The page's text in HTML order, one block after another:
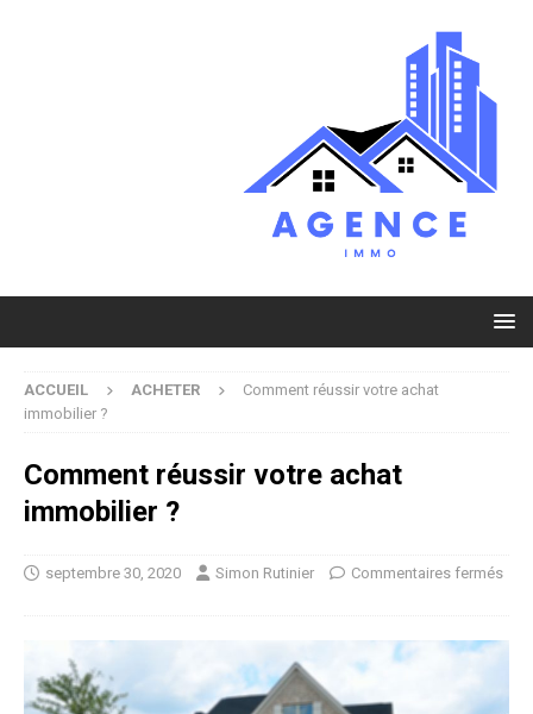
ACCUEIL ACHETER
Comment réussir votre achat
immobilier ?
Comment réussir votre achat
immobilier ?
septembre 30, 2020 Simon Rutinier Commentaires fermés